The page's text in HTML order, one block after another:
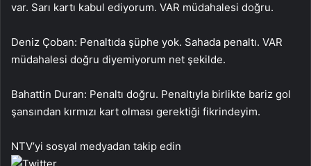
var. Sarı kartı kabul ediyorum. VAR müdahalesi doğru.
Deniz Çoban: Penaltıda şüphe yok. Sahada penaltı. VAR
müdahalesi doğru diyemiyorum net şekilde.
Bahattin Duran: Penaltı doğru. Penaltıyla birlikte bariz gol
şansından kırmızı kart olması gerektiği fikrindeyim.
NTV’yi sosyal medyadan takip edin